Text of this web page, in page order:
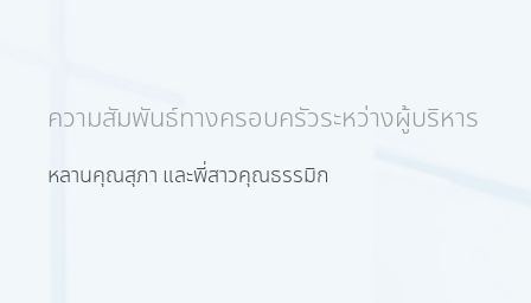
ความสัมพันธ์ทางครอบครัวระหว่างผู้บริหาร
หลานคุณสุภา และพี่สาวคุณธรรมิก